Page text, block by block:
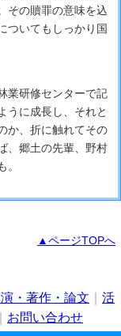
その贖罪の意味を込
ついてもしっかり国
業研修センターで記
うに成長し、それと
か、折に触れてその
、郷土の先輩、野村
▲ページTOPへ
・著作・論文
活
お問い合わせ